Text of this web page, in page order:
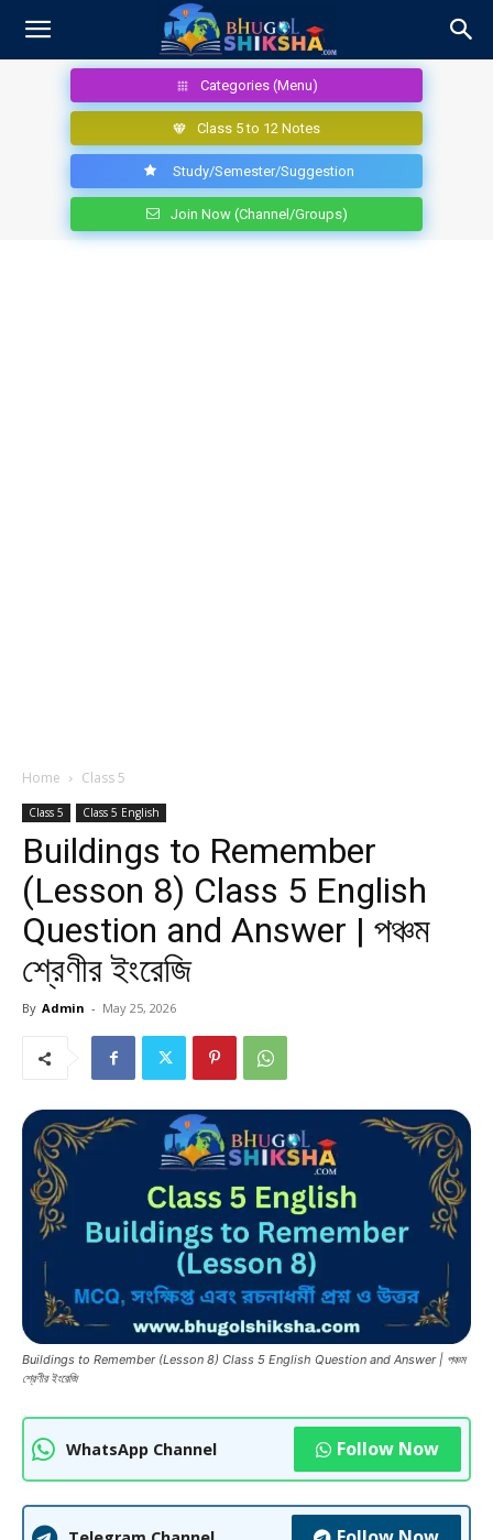
Categories (Menu)
Class 5 to 12 Notes
Study/Semester/Suggestion
Join Now (Channel/Groups)
Home Class 5
Class 5 Class 5 English
Buildings to Remember
(Lesson 8) Class 5 English
Question and Answer | পঞ্চম
শ্রেণীর ইংরেজি
By Admin - May 25, 2026
Buildings to Remember (Lesson 8) Class 5 English Question and Answer | পঞ্চম
শ্রেণীর ইংরেজি
WhatsApp Channel Follow Now